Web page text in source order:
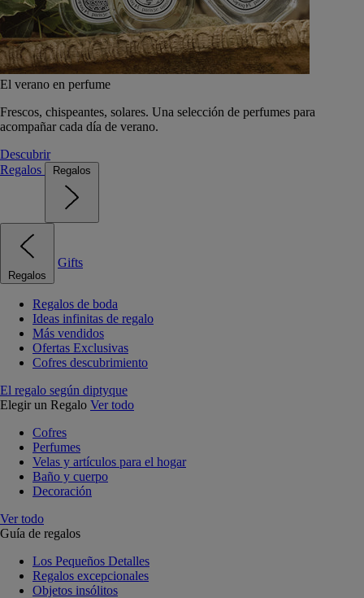
El verano en perfume
Frescos, chispeantes, solares. Una selección de perfumes para
acompañar cada día de verano.
Descubrir
Regalos
Regalos
Regalos
Gifts
Regalos de boda
Ideas infinitas de regalo
Más vendidos
Ofertas Exclusivas
Cofres descubrimiento
El regalo según diptyque
Elegir un Regalo Ver todo
Cofres
Perfumes
Velas y artículos para el hogar
Baño y cuerpo
Decoración
Ver todo
Guía de regalos
Los Pequeños Detalles
Regalos excepcionales
Objetos insólitos